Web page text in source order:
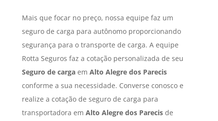
Mais que focar no preço, nossa equipe faz um
seguro de carga para autônomo proporcionando
segurança para o transporte de carga. A equipe
Rotta Seguros faz a cotação personalizada de seu
Seguro de cargaem Alto Alegre dos Parecis
conforme a sua necessidade. Converse conosco e
realize a cotação de seguro de carga para
transportadora em Alto Alegre dos Parecisde